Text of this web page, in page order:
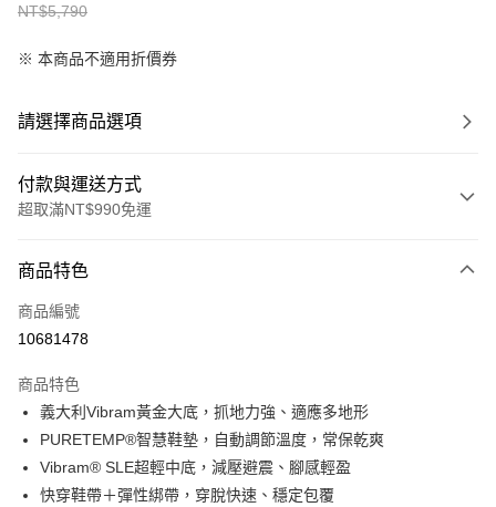
NT$5,790
※ 本商品不適用折價券
請選擇商品選項
付款與運送方式
超取滿NT$990免運
信用卡一次付款
超商取貨付款
Apple Pay
運送方式
全家取貨付款<未取貨列黑名單/不支援離島取退>
商品特色
商品編號
10681478
商品特色
義大利Vibram黃金大底，抓地力強、適應多地形
PURETEMP®智慧鞋墊，自動調節溫度，常保乾爽
Vibram® SLE超輕中底，減壓避震、腳感輕盈
快穿鞋帶＋彈性綁帶，穿脫快速、穩定包覆